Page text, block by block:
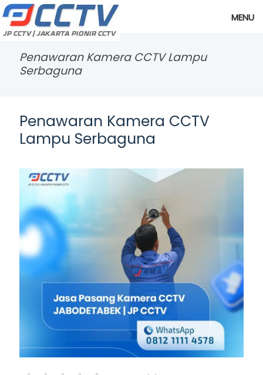
MENU
Penawaran Kamera CCTV Lampu
Serbaguna
Penawaran Kamera CCTV
Lampu Serbaguna